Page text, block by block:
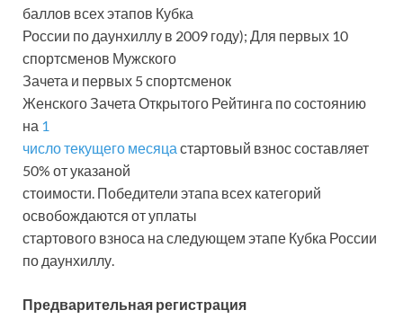
баллов всех этапов Кубка
России по даунхиллу в 2009 году); Для первых 10
спортсменов Мужского
Зачета и первых 5 спортсменок
Женского Зачета Открытого Рейтинга по состоянию
на 1
число текущего месяца стартовый взнос составляет
50% от указаной
стоимости. Победители этапа всех категорий
освобождаются от уплаты
стартового взноса на следующем этапе Кубка России
по даунхиллу.
Предварительная регистрация